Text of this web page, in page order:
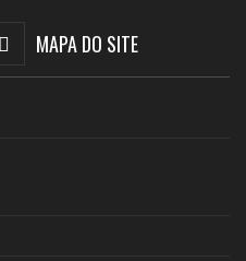
MAPA DO SITE